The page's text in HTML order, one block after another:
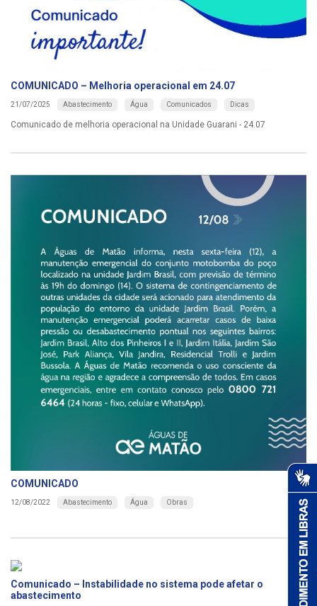
COMUNICADO – Melhoria operacional em 24.07
21/07/2025 Abastecimento Água Comunicados Dicas
Comunicado de melhoria operacional na Unidade Guarani - 24.07
COMUNICADO
12/08/2022 Abastecimento Água Obras
Comunicado – Instabilidade no sistema pode afetar o
abastecimento